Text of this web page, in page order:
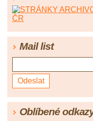
Mail list
Oblíbené